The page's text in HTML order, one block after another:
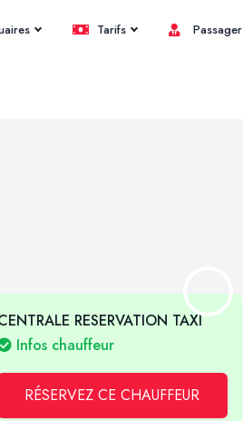
Tarifs Passager
RESERVATION TAXI
Infos chauffeur
RÉSERVEZ CE CHAUFFEUR